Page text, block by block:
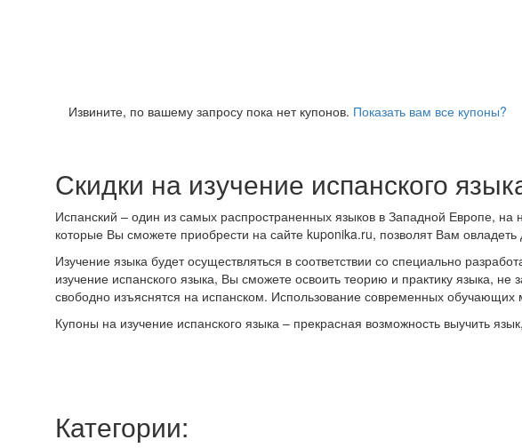
Извините, по вашему запросу пока нет купонов. Показать вам все купоны?
Скидки на изучение испанского
Испанский – один из самых распространенных языков в Западной Европе, на
которые Вы сможете приобрести на сайте kuponika.ru, позволят Вам
Изучение языка будет осуществляться в соответствии со специально
изучение испанского языка, Вы сможете освоить теорию и практику языка,
свободно изъяснятся на испанском. Использование современных
Купоны на изучение испанского языка – прекрасная возможность выучить
Категории: